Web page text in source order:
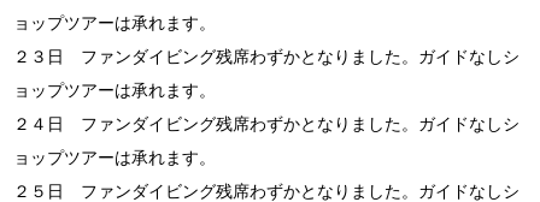
ョップツアーは承れます。
２３日 ファンダイビング残席わずかとなりました。ガイドなしシ
ョップツアーは承れます。
２４日 ファンダイビング残席わずかとなりました。ガイドなしシ
ョップツアーは承れます。
２５日 ファンダイビング残席わずかとなりました。ガイドなしシ